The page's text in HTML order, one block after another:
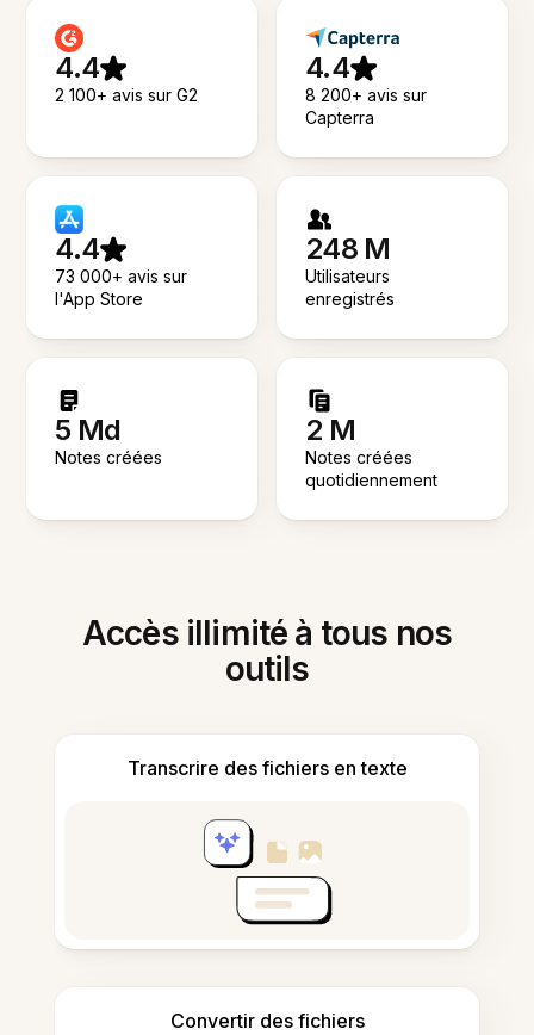
4.4
2 100+ avis sur G2
4.4
8 200+ avis sur
Capterra
4.4
73 000+ avis sur
l'App Store
248 M
Utilisateurs
enregistrés
5 Md
Notes créées
2 M
Notes créées
quotidiennement
Accès illimité à tous nos
outils
Transcrire des fichiers en texte
Convertir des fichiers